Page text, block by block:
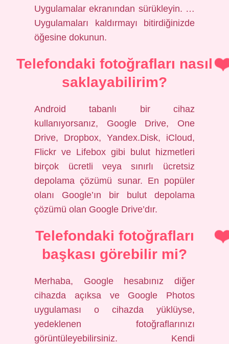
Uygulamalar ekranından sürükleyin. …
Uygulamaları kaldırmayı bitirdiğinizde
öğesine dokunun.
Telefondaki fotoğrafları nasıl
saklayabilirim?
Android tabanlı bir cihaz
kullanıyorsanız, Google Drive, One
Drive, Dropbox, Yandex.Disk, iCloud,
Flickr ve Lifebox gibi bulut hizmetleri
birçok ücretli veya sınırlı ücretsiz
depolama çözümü sunar. En popüler
olanı Google’ın bir bulut depolama
çözümü olan Google Drive’dır.
Telefondaki fotoğrafları
başkası görebilir mi?
Merhaba, Google hesabınız diğer
cihazda açıksa ve Google Photos
uygulaması o cihazda yüklüyse,
yedeklenen fotoğraflarınızı
görüntüleyebilirsiniz. Kendi